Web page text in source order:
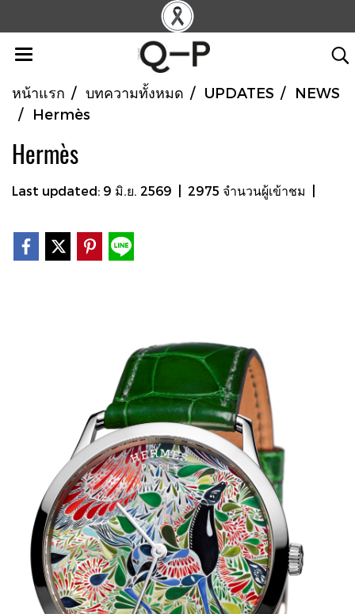
หน้าแรก บทความทั้งหมด UPDATES
NEWS
Hermès
Hermès
Last updated: 9 มิ.ย. 2569 2975 จำนวนผู้เข้าชม